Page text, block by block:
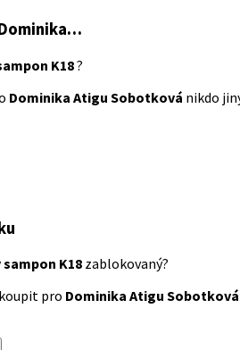
K18?
Dominika Atigu Sobotková nikdo
sampon K18 zablokovaný?
pro Dominika Atigu Sobotková